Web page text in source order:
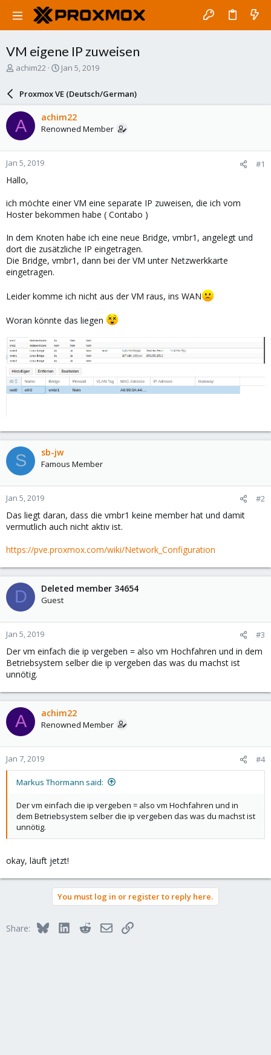
VM eigene IP zuweisen
T
a
d
s
t
a
r
t
e
achim22
S
a
r
d
a
e
Jan 5, 2019
Proxmox VE (Deutsch/German)
A achim22
Renowned Member
Jan 5, 2019 #1
Hallo,
ich möchte einer VM eine separate IP zuweisen, die ich vom
Hoster bekommen habe ( Contabo )
In dem Knoten habe ich eine neue Bridge, vmbr1, angelegt und
dort die zusätzliche IP eingetragen.
Die Bridge, vmbr1, dann bei der VM unter Netzwerkkarte
eingetragen.
Leider komme ich nicht aus der VM raus, ins WAN
Woran könnte das liegen
S sb-jw
Famous Member
Jan 5, 2019 #2
Das liegt daran, dass die vmbr1 keine member hat und damit
vermutlich auch nicht aktiv ist.
https://pve.proxmox.com/wiki/Network_Configuration
D Deleted member 34654
Guest
Jan 5, 2019 #3
Der vm einfach die ip vergeben = also vm Hochfahren und in dem
Betriebsystem selber die ip vergeben das was du machst ist
unnötig.
A achim22
Renowned Member
Jan 7, 2019 #4
Markus Thormann said:
Der vm einfach die ip vergeben = also vm Hochfahren und in
dem Betriebsystem selber die ip vergeben das was du machst ist
unnötig.
okay, läuft jetzt!
You must log in or register to reply here.
Share: BlueskyLinkedInRedditEmailLink